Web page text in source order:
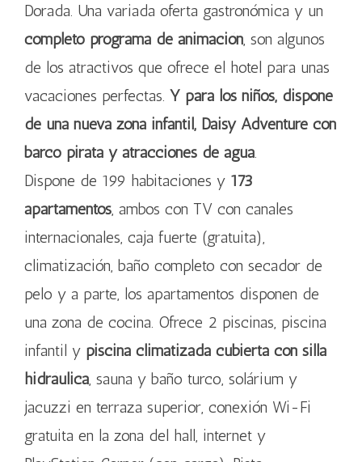
Dorada. Una variada oferta gastronómica y un
completo programa de animación, son algunos
de los atractivos que ofrece el hotel para unas
vacaciones perfectas. Y para los niños, dispone
de una nueva zona infantil, Daisy Adventure con
barco pirata y atracciones de agua.
Dispone de 199 habitaciones y 173
apartamentos, ambos con TV con canales
internacionales, caja fuerte (gratuita),
climatización, baño completo con secador de
pelo y a parte, los apartamentos disponen de
una zona de cocina. Ofrece 2 piscinas, piscina
infantil y piscina climatizada cubierta con silla
hidráulica, sauna y baño turco, solárium y
jacuzzi en terraza superior, conexión Wi-Fi
gratuita en la zona del hall, internet y